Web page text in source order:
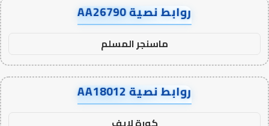
روابط نصية AA26790
ماسنجر المسلم
روابط نصية AA18012